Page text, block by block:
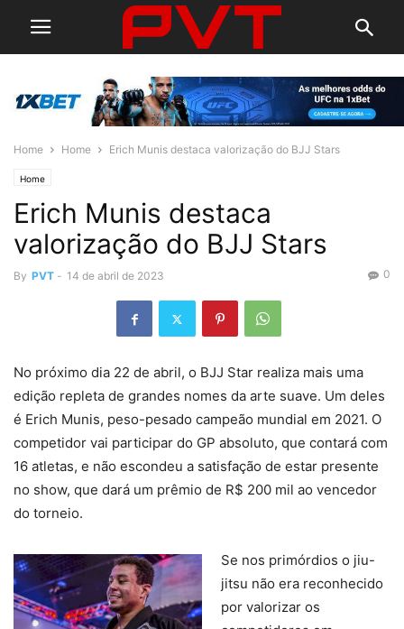
Home Home Erich Munis destaca valorização do BJJ Stars
Home
Erich Munis destaca
valorização do BJJ Stars
By PVT - 14 de abril de 2023 0
No próximo dia 22 de abril, o BJJ Star realiza mais uma
edição repleta de grandes nomes da arte suave. Um deles
é Erich Munis, peso-pesado campeão mundial em 2021. O
competidor vai participar do GP absoluto, que contará com
16 atletas, e não escondeu a satisfação de estar presente
no show, que dará um prêmio de R$ 200 mil ao vencedor
do torneio.
Se nos primórdios o jiu-
jitsu não era reconhecido
por valorizar os